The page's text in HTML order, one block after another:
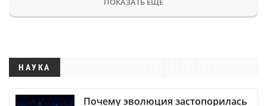
НАУКА
Почему эволюция застопорилась